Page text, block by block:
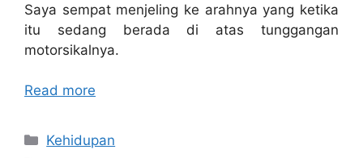
Saya sempat menjeling ke arahnya yang ketika
itu sedang berada di atas tunggangan
motorsikalnya.
Read more
Categories
Kehidupan